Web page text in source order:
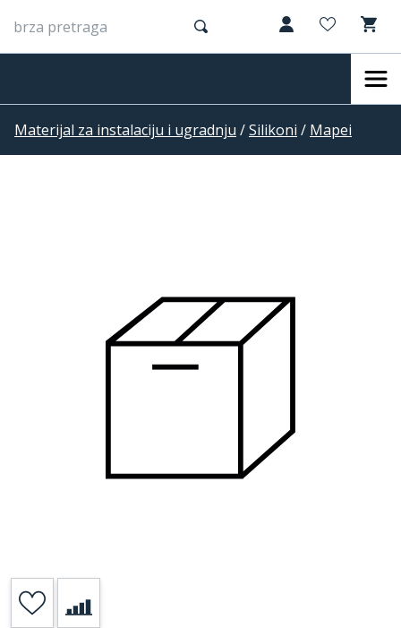
Materijal za instalaciju i ugradnju /Silikoni / Mapei